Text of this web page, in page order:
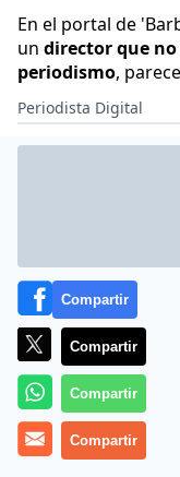
En el portal de
un director que
periodismo,
Periodista Digital
Archivado en: ARSENIO
Compartir
Compartir
Compartir
Compartir